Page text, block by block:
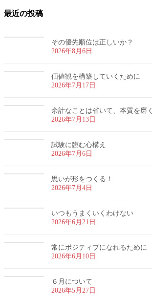
最近の投稿
その優先順位は正しいか？
2026年8月6日
価値観を構築していくために
2026年7月17日
余計なことは省いて、本質を磨く
2026年7月13日
試験に臨む心構え
2026年7月6日
思いが形をつくる！
2026年7月4日
いつもうまくいくわけない
2026年6月21日
常にポジティブになれるために
2026年6月10日
６月について
2026年5月27日